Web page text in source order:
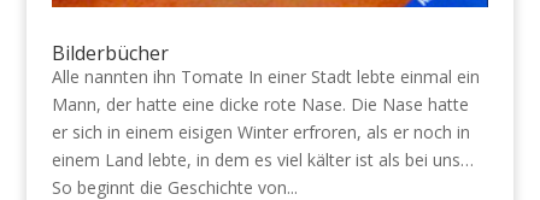
Bilderbücher
Alle nannten ihn Tomate In einer Stadt lebte einmal ein
Mann, der hatte eine dicke rote Nase. Die Nase hatte
er sich in einem eisigen Winter erfroren, als er noch in
einem Land lebte, in dem es viel kälter ist als bei uns…
So beginnt die Geschichte von...